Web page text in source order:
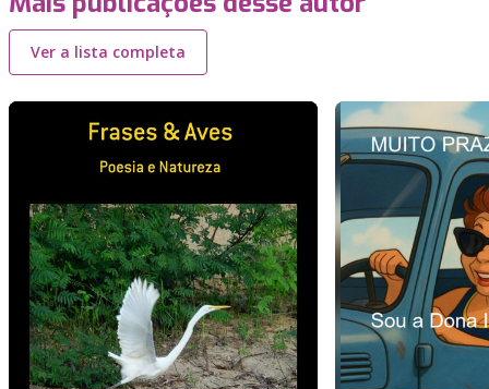
Ver a lista completa